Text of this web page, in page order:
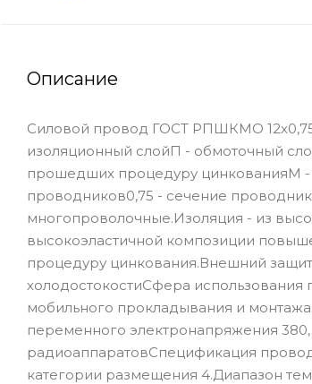
Описание
Силовой провод ГОСТ РПШКМО
изоляционный слойП - обмоточный
прошедших процедуру цинкованияМ -
проводников0,75 - сечение
многопроволочные.Изоляция - из
высокоэластичной композиции
процедуру цинкования.Внешний
холодостокостиСфера
мобильного прокладывания и
переменного электронапряжения
радиоаппаратовСпецификация
категории размещения 4.Диапазон